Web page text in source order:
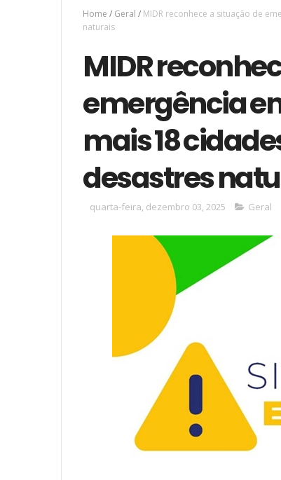
Home / Geral / MIDR reconhece a situação de
naturais
MIDR
emergência
mais 18
desastres
quarta-feira, dezembro 03, 2025 Geral